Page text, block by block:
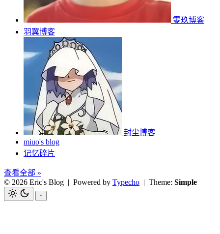
零玖博客
羽翼博客
封尘博客
miuo's blog
记忆碎片
查看全部 »
© 2026 Eric's Blog | Powered by Typecho | Theme: Simple
↑